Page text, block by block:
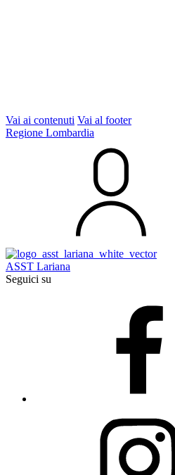
Vai ai contenuti Vai al footer
Regione Lombardia
ASST Lariana
Seguici su